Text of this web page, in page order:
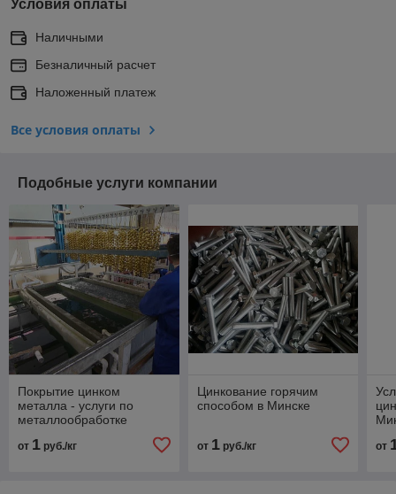
Условия оплаты
Наличными
Безналичный расчет
Наложенный платеж
Все условия оплаты
Подобные услуги компании
Покрытие цинком
металла - услуги по
металлообработке
от 1 руб./кг
Цинкование горячим
способом в Минске
от 1руб./кг от